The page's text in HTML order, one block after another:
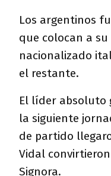
Los argentinos
que colocan a
nacionalizado
el restante.
El líder absoluto
la siguiente
de partido
Vidal
Signora.